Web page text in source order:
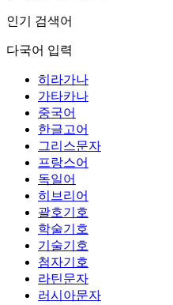
인기 검색어
다국어 입력
히라가나
가타카나
중국어
한글고어
그리스문자
프랑스어
독일어
히브리어
괄호기호
학술기호
기술기호
첨자기호
라틴문자
러시아문자